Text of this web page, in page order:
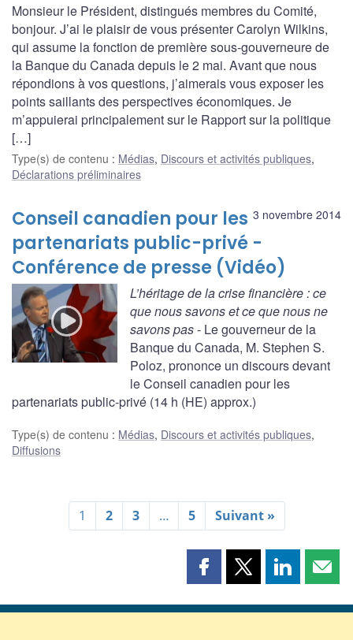
Monsieur le Président, distingués membres du Comité,
bonjour. J’ai le plaisir de vous présenter Carolyn Wilkins,
qui assume la fonction de première sous-gouverneure de
la Banque du Canada depuis le 2 mai. Avant que nous
répondions à vos questions, j’aimerais vous exposer les
points saillants des perspectives économiques. Je
m’appuierai principalement sur le Rapport sur la politique
[…]
Type(s) de contenu : Médias, Discours et activités publiques,
Déclarations préliminaires
3 novembre 2014
Conseil canadien pour les
partenariats public-privé -
Conférence de presse (Vidéo)
L’héritage de la crise financière : ce
que nous savons et ce que nous ne
savons pas- Le gouverneur de la
Banque du Canada, M. Stephen S.
Poloz, prononce un discours devant
le Conseil canadien pour les
partenariats public-privé (14 h (HE) approx.)
Type(s) de contenu : Médias, Discours et activités publiques,
Diffusions
1 2 3 … 5 Suivant »
Partager
page
Partager
page
Partager
page page